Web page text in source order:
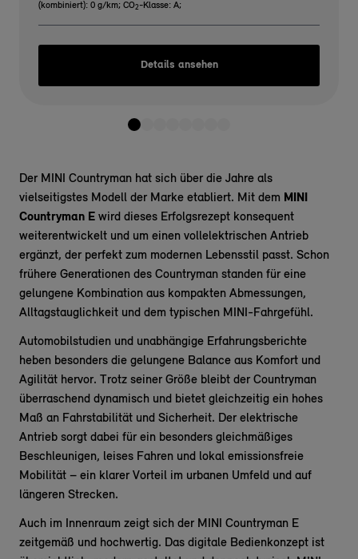
(kombiniert): 0 g/km; CO2 -Klasse: A;
Details ansehen
Der MINI Countryman hat sich über die Jahre als
vielseitigstes Modell der Marke etabliert. Mit dem MINI
Countryman E wird dieses Erfolgsrezept konsequent
weiterentwickelt und um einen vollelektrischen Antrieb
ergänzt, der perfekt zum modernen Lebensstil passt. Schon
frühere Generationen des Countryman standen für eine
gelungene Kombination aus kompakten Abmessungen,
Alltagstauglichkeit und dem typischen MINI-Fahrgefühl.
Automobilstudien und unabhängige Erfahrungsberichte
heben besonders die gelungene Balance aus Komfort und
Agilität hervor. Trotz seiner Größe bleibt der Countryman
überraschend dynamisch und bietet gleichzeitig ein hohes
Maß an Fahrstabilität und Sicherheit. Der elektrische
Antrieb sorgt dabei für ein besonders gleichmäßiges
Beschleunigen, leises Fahren und lokal emissionsfreie
Mobilität – ein klarer Vorteil im urbanen Umfeld und auf
längeren Strecken.
Auch im Innenraum zeigt sich der MINI Countryman E
zeitgemäß und hochwertig. Das digitale Bedienkonzept ist